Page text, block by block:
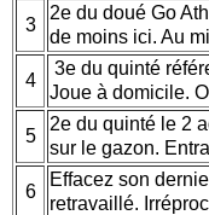
3
2e du doué Go
de moins ici. Au
4
3e du quinté
Joue à domicile.
5
2e du quinté le 2
sur le gazon.
6
Effacez son
retravaillé.